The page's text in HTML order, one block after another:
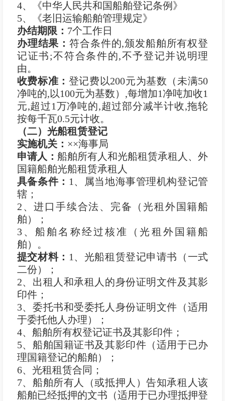
4、《中华人民共和国船舶登记条例》
5、《老旧运输船舶管理规定》
办结期限： 7个工作日
办理结果：符合条件的,颁发船舶所有权登
记证书;不符合条件的,不予登记并说明理
由。
收费标准： 登记费以200元为基数（未满50
净吨的,以100元为基数）,每增加1净吨加收1
元,超过1万净吨的,超过部分减半计收,拖轮
按每千瓦0.5元计收。
（二）光船租赁登记
实施机关： ××海事局
申请人： 船舶所有人和光船租赁承租人、外
国籍船舶光船租赁承租人
具备条件： 1、属当地海事管理机构登记管
辖；
2、进口手续合法、完备（光租外国籍船
舶）；
3、船舶名称经过核准（光租外国籍船
舶）。
提交材料： 1、光船租赁登记申请书（一式
二份）；
2、出租人和承租人的身份证明文件及其影
印件；
3、委托书和受委托人身份证明文件（适用
于委托他人办理）；
4、船舶所有权登记证书及其影印件；
5、船舶国籍证书及其影印件（适用于已办
理国籍登记的船舶）；
6、光租租赁合同；
7、船舶所有人（或抵押人）告知承租人该
船舶已经抵押的文书（适用于已办理抵押登